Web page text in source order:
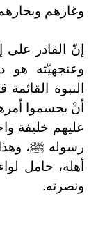
وغازهم
إنّ القادر
وعنجهيّته هو
النبوة
أنْ يحسموا
عليهم خليفة
رسوله ﷺ، وهذا
أهله، حامل
ونصرته.